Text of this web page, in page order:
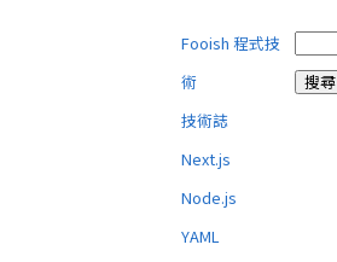
Fooish 程式技
術
技術誌
Next.js
Node.js
YAML